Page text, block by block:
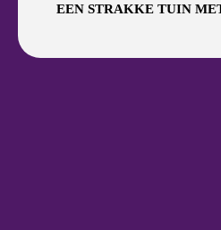
EEN STRAKKE TUIN